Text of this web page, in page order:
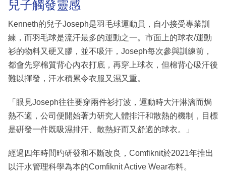
兒子觸發靈感
Kenneth的兒子Joseph是羽毛球運動員，自小接受專業訓
練，而羽毛球是流汗最多的運動之一。市面上的球衣/運動
衫的物料又硬又膠，並不吸汗，Joseph每次參與訓練前，
都會先穿棉質背心內衣打底，再穿上球衣，但棉背心吸汗後
難以揮發，汗水積累令衣服又濕又重。
「眼見Joseph往往要穿兩件衫打波，運動時大汗淋漓而焗
熱不適，公司便開始著力研究人體排汗和散熱的機制，目標
是硏發一件既吸濕排汗、散熱好而又舒適的球衣。」
經過四年時間旳研發和不斷改良，Comfiknit於2021年推出
以汗水管理科學為本的Comfiknit Active Wear布料。